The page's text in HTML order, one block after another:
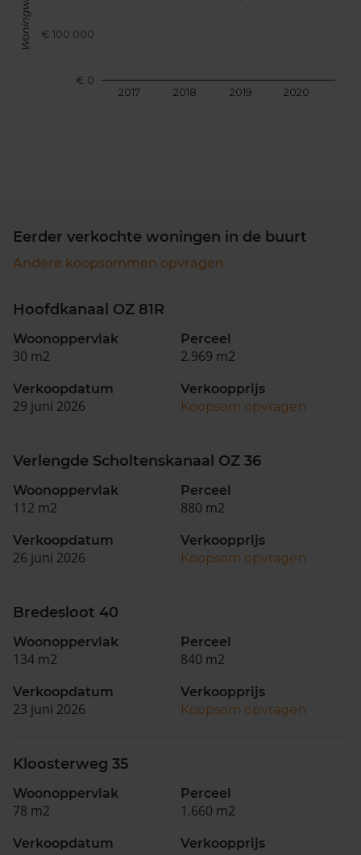
2017 2018 2019 2020
€ 0
€ 100.000
Eerder verkochte woningen in de buurt
Andere koopsommen opvragen
Hoofdkanaal OZ 81R
Woonoppervlak
30 m2
Perceel
2.969 m2
Verkoopdatum
29 juni 2026
Verkoopprijs
Koopsom opvragen
Verlengde Scholtenskanaal OZ 36
Woonoppervlak
112 m2
Perceel
880 m2
Verkoopdatum
26 juni 2026
Verkoopprijs
Koopsom opvragen
Bredesloot 40
Woonoppervlak
134 m2
Perceel
840 m2
Verkoopdatum
23 juni 2026
Verkoopprijs
Koopsom opvragen
Kloosterweg 35
Woonoppervlak
78 m2
Perceel
1.660 m2
Verkoopdatum
Verkoopprijs